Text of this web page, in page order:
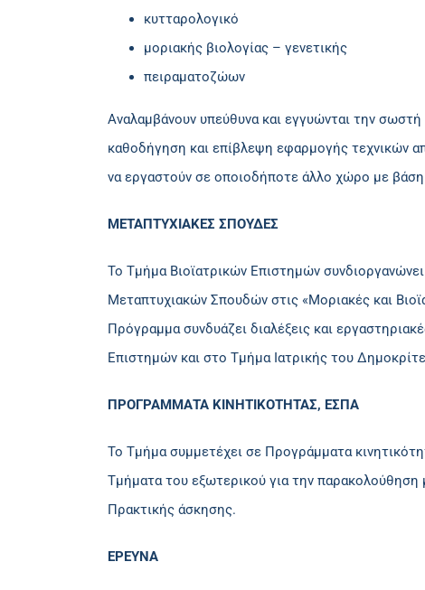
κυτταρολογικό
μοριακής βιολογίας – γενετικής
πειραματοζώων
Αναλαμβάνουν υπεύθυνα και εγγυώνται την
καθοδήγηση και επίβλεψη εφαρμογής τεχνικών
να εργαστούν σε οποιοδήποτε άλλο χώρο με
ΜΕΤΑΠΤΥΧΙΑΚΕΣ ΣΠΟΥΔΕΣ
Το Τμήμα Βιοϊατρικών Επιστημών
Μεταπτυχιακών Σπουδών στις «Μοριακές και
Πρόγραμμα συνδυάζει διαλέξεις και
Επιστημών και στο Τμήμα Ιατρικής του
ΠΡΟΓΡΑΜΜΑΤΑ ΚΙΝΗΤΙΚΟΤΗΤΑΣ, ΕΣΠΑ
Το Τμήμα συμμετέχει σε Προγράμματα
Τμήματα του εξωτερικού για την
Πρακτικής άσκησης.
ΕΡΕΥΝΑ